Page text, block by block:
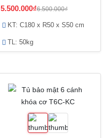
5.500.000₫6.500.000₫
KT: C180 x R50 x S50 cm
TL: 50kg